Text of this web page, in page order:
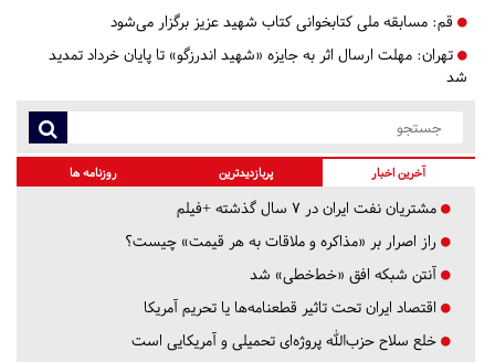
قم: مسابقه ملی کتابخوانی کتاب شهید عزیز برگزار می‌شود
تهران: مهلت ارسال اثر به جایزه «شهید اندرزگو» تا پایان خرداد تمدید
شد
آخرین اخبار پربازدیدترین روزنامه ها
مشتریان نفت ایران در ۷ سال گذشته +فیلم
راز اصرار بر «مذاکره و ملاقات به هر قیمت» چیست؟
آنتن شبکه افق «خط‌خطی» شد
اقتصاد ایران تحت تاثیر قطعنامه‌ها یا تحریم‌ آمریکا
خلع سلاح حزب‌الله پروژه‌ای تحمیلی و آمریکایی است